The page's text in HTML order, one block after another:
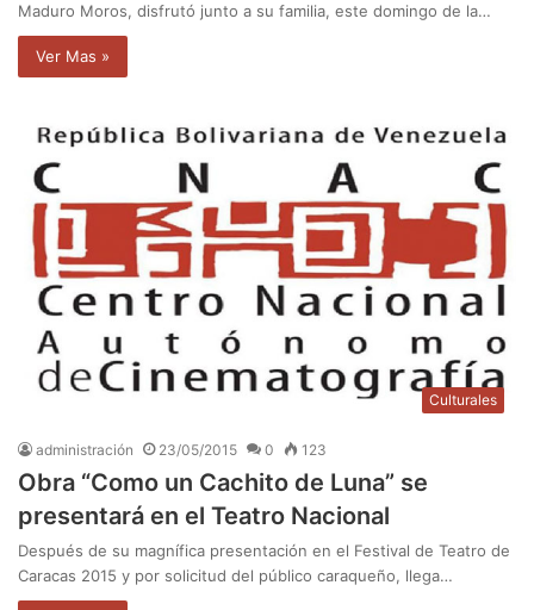
Maduro Moros, disfrutó junto a su familia, este domingo de la…
Ver Mas »
Culturales
administración 23/05/2015 0 123
Obra “Como un Cachito de Luna” se
presentará en el Teatro Nacional
Después de su magnífica presentación en el Festival de Teatro de
Caracas 2015 y por solicitud del público caraqueño, llega…